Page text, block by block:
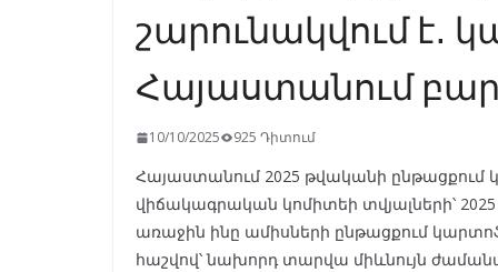
շարունակվում է․
Հայաստանում
10/10/2025 925 Դիտում
Հայաստանում 2025 թվականի ընթացքում
վիճակագրական կոմիտեի տվյալների՝
առաջին ինը ամիսների ընթացքում
հաշվով՝ նախորդ տարվա միևնույն